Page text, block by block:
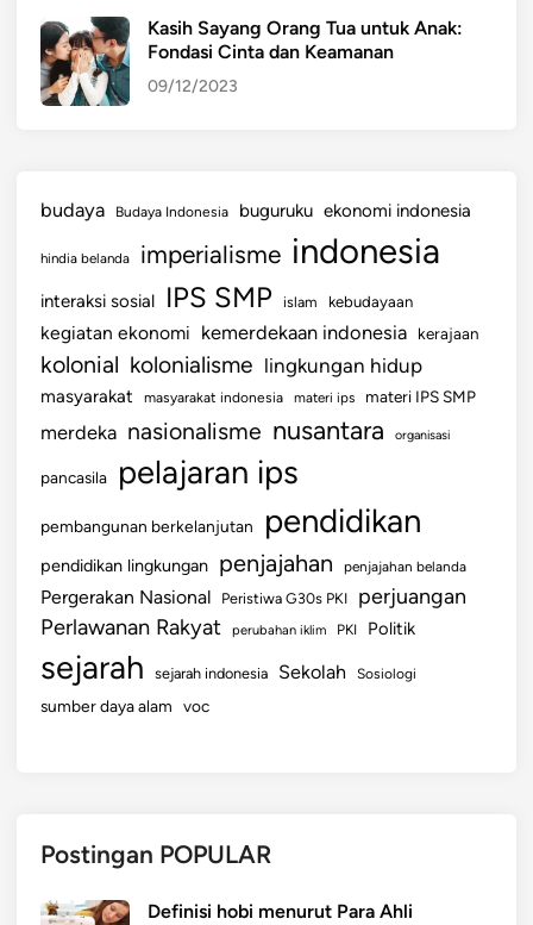
Kasih Sayang Orang Tua untuk Anak:
Fondasi Cinta dan Keamanan
09/12/2023
budaya Budaya Indonesia buguruku ekonomi indonesia
hindia belanda imperialisme indonesia
interaksi sosial IPS SMP islam kebudayaan
kegiatan ekonomi kemerdekaan indonesia kerajaan
kolonial kolonialisme lingkungan hidup
masyarakat masyarakat indonesia materi ips materi IPS SMP
merdeka nasionalisme nusantara organisasi
pancasila pelajaran ips
pembangunan berkelanjutan pendidikan
pendidikan lingkungan penjajahan penjajahan belanda
Pergerakan Nasional Peristiwa G30s PKI perjuangan
Perlawanan Rakyat perubahan iklim PKI Politik
sejarah sejarah indonesia Sekolah Sosiologi
sumber daya alam voc
Postingan POPULAR
Definisi hobi menurut Para Ahli